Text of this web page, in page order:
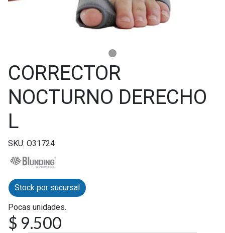
CORRECTOR
NOCTURNO DERECHO
L
SKU: O31724
Stock por sucursal
Pocas unidades.
$ 9.500